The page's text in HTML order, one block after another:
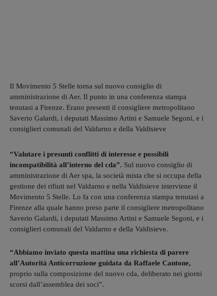
Il Movimento 5 Stelle torna sul nuovo consiglio di
amministrazione di Aer. Il punto in una conferenza stampa
tenutasi a Firenze. Erano presenti il consigliere metropolitano
Saverio Galardi, i deputati Massimo Artini e Samuele Segoni, e i
consiglieri comunali del Valdarno e della Valdisieve
“Valutare i presunti conflitti di interesse e possibili
incompatibilità all’interno del cda”. Sul nuovo consiglio di
amministrazione di Aer spa, la società mista che si occupa della
gestione dei rifiuti nel Valdarno e nella Valdisieve interviene il
Movimento 5 Stelle. Lo fa con una conferenza stampa tenutasi a
Firenze alla quale hanno preso parte il consigliere metropolitano
Saverio Galardi, i deputati Massimo Artini e Samuele Segoni, e i
consiglieri comunali del Valdarno e della Valdisieve.
“Abbiamo inviato questa mattina una richiesta di parere
all’Autorità Anticorruzione guidata da Raffaele Cantone,
proprio sulla composizione del nuovo cda, deliberato nei giorni
scorsi dall’assemblea dei soci”.